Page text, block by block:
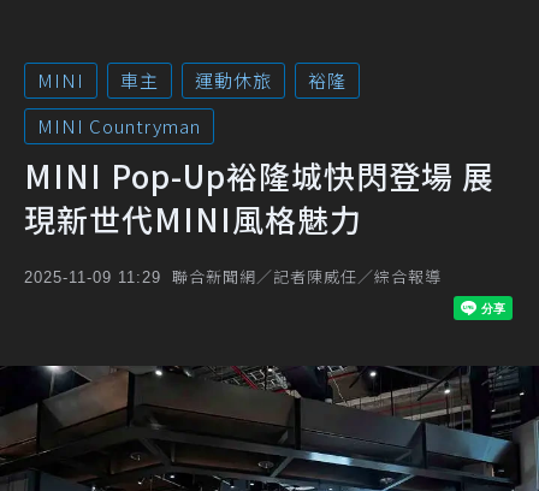
MINI 車主 運動休旅
裕隆
MINI Countryman
MINI Pop-Up裕隆城快閃登場 展
現新世代MINI風格魅力
2025-11-09 11:29 聯合新聞網／記者陳威任／綜合報導